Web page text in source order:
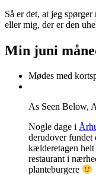
Så er det, at jeg
eller mig, der er den
Min juni
Mødes med
As Seen Below,
Nogle dage i
derudover fundet
kælderetagen helt
restaurant i
planteburgere